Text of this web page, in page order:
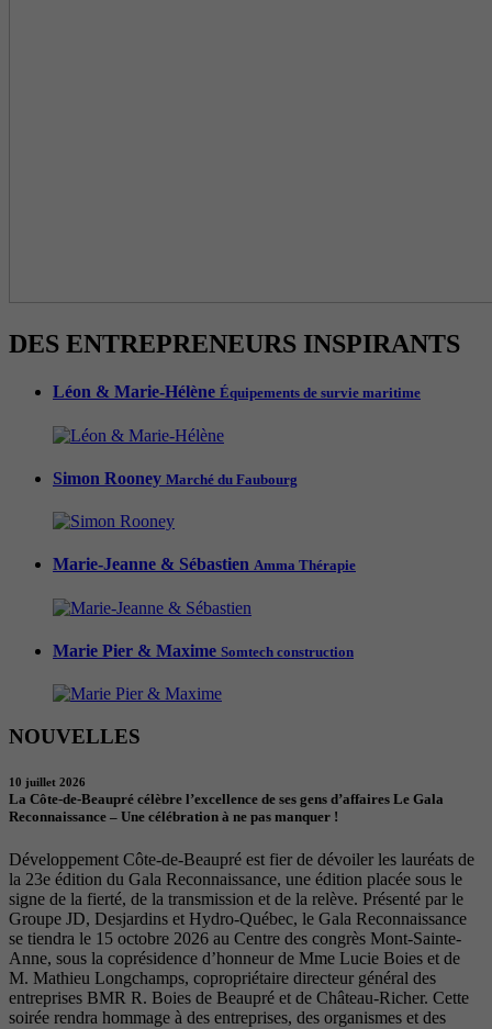
DES ENTREPRENEURS INSPIRANTS
Léon & Marie-Hélène Équipements de survie maritime
Simon Rooney Marché du Faubourg
Marie-Jeanne & Sébastien Amma Thérapie
Marie Pier & Maxime Somtech construction
NOUVELLES
10 juillet 2026
La Côte-de-Beaupré célèbre l’excellence de ses gens d’affaires Le Gala
Reconnaissance – Une célébration à ne pas manquer !
Développement Côte-de-Beaupré est fier de dévoiler les lauréats de
la 23e édition du Gala Reconnaissance, une édition placée sous le
signe de la fierté, de la transmission et de la relève. Présenté par le
Groupe JD, Desjardins et Hydro-Québec, le Gala Reconnaissance
se tiendra le 15 octobre 2026 au Centre des congrès Mont-Sainte-
Anne, sous la coprésidence d’honneur de Mme Lucie Boies et de
M. Mathieu Longchamps, copropriétaire directeur général des
entreprises BMR R. Boies de Beaupré et de Château-Richer. Cette
soirée rendra hommage à des entreprises, des organismes et des